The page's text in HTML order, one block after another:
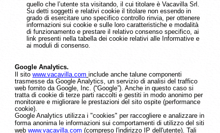
quello che l’utente sta visitando, il cui titolare è Vacavilla Srl.
Su detti soggetti e relativi cookie il titolare non essendo in
grado di esercitare uno specifico controllo rinvia, per ottenere
informazioni sui cookie e sulle loro caratteristiche e modalità
di funzionamento e prestare il relativo consenso specifico, ai
link presenti nella tabella dei cookie relativi alle Informative e
ai moduli di consenso.
Google Analytics.
Il sito www.vacavilla.com include anche talune componenti
trasmesse da Google Analytics, un servizio di analisi del traffico
web fornito da Google, Inc. (“Google”). Anche in questo caso si
tratta di cookie di terze parti raccolti e gestiti in modo anonimo per
monitorare e migliorare le prestazioni del sito ospite (performance
cookie).
Google Analytics utilizza i "cookies" per raccogliere e analizzare in
forma anonima le informazioni sui comportamenti di utilizzo del siti
web www.vacavilla.com (compreso l'indirizzo IP dell'utente). Tali